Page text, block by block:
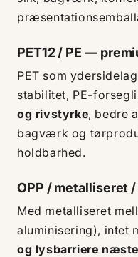
PET12 / PE —
PET som
stabilitet, PE-
og rivstyrke, bedre
bagværk og
holdbarhed.
OPP / metalliseret
Med metalliseret
aluminisering), intet
og lysbarriere